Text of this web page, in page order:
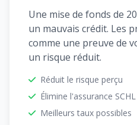
Une mise de fonds de
un mauvais crédit. Les
comme une preuve de
un risque réduit.
Réduit le risque perçu
Élimine l'assurance SCHL
Meilleurs taux possibles